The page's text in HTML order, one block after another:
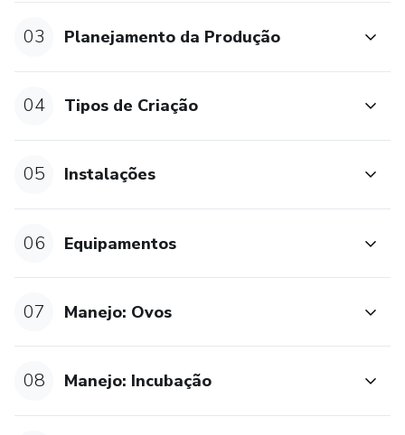
03 Planejamento da Produção
04 Tipos de Criação
05 Instalações
06 Equipamentos
07 Manejo: Ovos
08 Manejo: Incubação